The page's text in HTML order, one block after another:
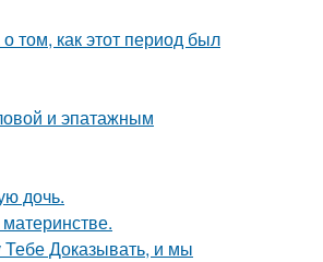
том, как этот период был
и эпатажным
дочь.
Тебе Доказывать, и мы